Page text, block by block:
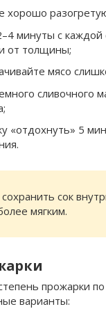
хорошо
минуты с каждой
от толщины;
мясо
сливочного
«отдохнуть» 5
сок
мягким.
прожарки по
варианты: